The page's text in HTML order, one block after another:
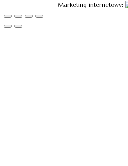
Marketing internetowy: